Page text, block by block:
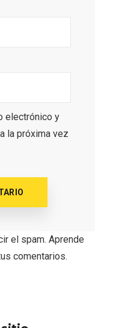
electrónico y
la próxima vez
el spam. Aprende
comentarios.
de